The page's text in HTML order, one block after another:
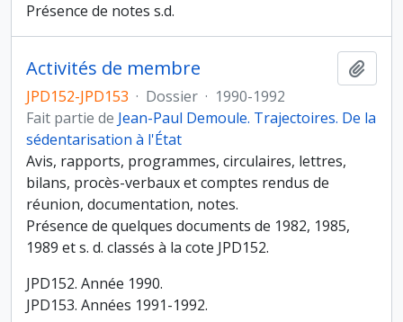
Présence de notes s.d.
Activités de membre
JPD152-JPD153 · Dossier · 1990-1992
Fait partie de Jean-Paul Demoule. Trajectoires. De la
sédentarisation à l'État
Avis, rapports, programmes, circulaires, lettres,
bilans, procès-verbaux et comptes rendus de
réunion, documentation, notes.
Présence de quelques documents de 1982, 1985,
1989 et s. d. classés à la cote JPD152.
JPD152. Année 1990.
JPD153. Années 1991-1992.